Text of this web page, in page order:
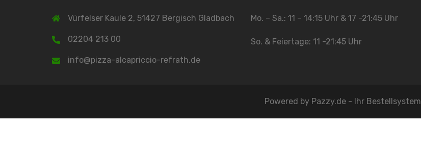
Vürfelser Kaule 2, 51427 Bergisch Gladbach
02204 213 00
info@pizza-alcapriccio-refrath.de
Mo. – Sa.: 11 – 14:15 Uhr & 17 -21:45 Uhr
So. & Feiertage: 11 -21:45 Uhr
Powered by Pazzy.de - Ihr Bestellsystem